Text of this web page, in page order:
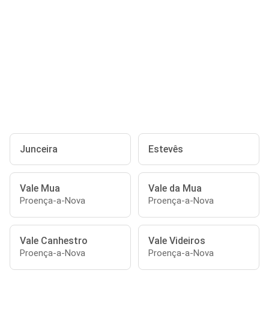
Junceira Estevês
Vale Mua
Proença-a-Nova
Vale da Mua
Proença-a-Nova
Vale Canhestro
Proença-a-Nova
Vale Videiros
Proença-a-Nova